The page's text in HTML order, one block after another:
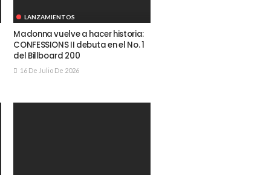
LANZAMIENTOS
Madonna vuelve a hacer historia:
CONFESSIONS II debuta en el No. 1
del Billboard 200
16 De Julio De 2026